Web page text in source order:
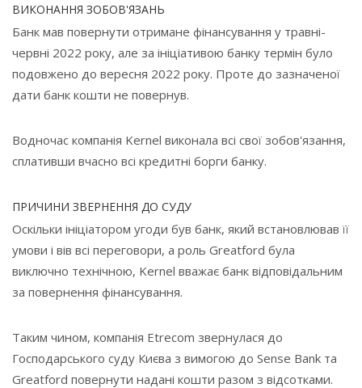
ВИКОНАННЯ ЗОБОВ'ЯЗАНЬ
Банк мав повернути отримане фінансування у травні-
червні 2022 року, але за ініціативою банку термін було
подовжено до вересня 2022 року. Проте до зазначеної
дати банк кошти не повернув.
Водночас компанія Kernel виконала всі свої зобов'язання,
сплативши вчасно всі кредитні борги банку.
ПРИЧИНИ ЗВЕРНЕННЯ ДО СУДУ
Оскільки ініціатором угоди був банк, який встановлював її
умови і вів всі переговори, а роль Greatford була
виключно технічною, Kernel вважає банк відповідальним
за повернення фінансування.
Таким чином, компанія Etrecom звернулася до
Господарського суду Києва з вимогою до Sense Bank та
Greatford повернути надані кошти разом з відсотками.